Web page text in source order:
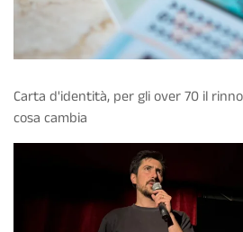
Carta d'identità, per gli over 70 il
cosa cambia